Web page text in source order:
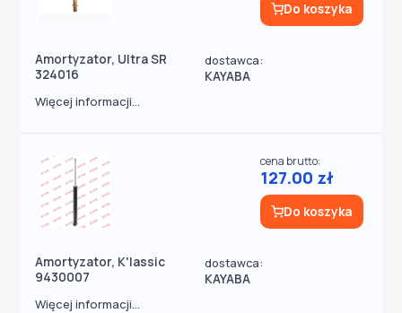
Amortyzator, Ultra SR
324016
dostawca:
KAYABA
Do koszyka
Więcej informacji...
Amortyzator, K'lassic
9430007
dostawca:
KAYABA
cena brutto:
127.00 zł
Do koszyka
Więcej informacji...